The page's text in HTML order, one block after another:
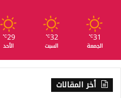
31
℃
الجمعة
32
℃
السبت
29
℃
الأحد
أخر المقالات